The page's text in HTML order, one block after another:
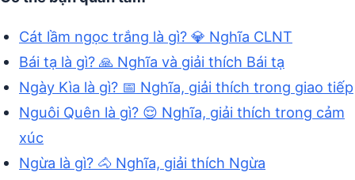
Cát lầm ngọc trắng là gì? 💎 Nghĩa CLNT
Bái tạ là gì? 🙏 Nghĩa và giải thích Bái tạ
Ngày Kìa là gì? 📅 Nghĩa, giải thích trong giao tiếp
Nguôi Quên là gì? 😌 Nghĩa, giải thích trong cảm
xúc
Ngừa là gì? 🐴 Nghĩa, giải thích Ngừa